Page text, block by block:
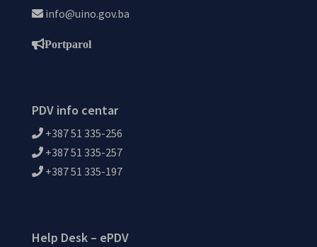
info@uino.gov.ba
Portparol
PDV info centar
+387 51 335-256
+387 51 335-257
+387 51 335-197
Help Desk – ePDV